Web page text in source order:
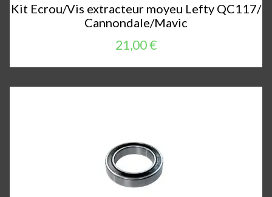
Kit Ecrou/Vis extracteur moyeu Lefty QC117/
Cannondale/Mavic
21,00 €